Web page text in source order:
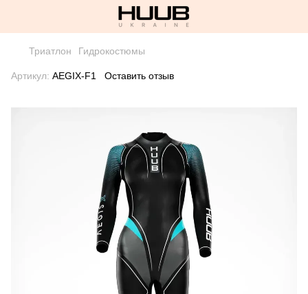
Триатлон Гидрокостюмы
Артикул: AEGIX-F1 Оставить отзыв